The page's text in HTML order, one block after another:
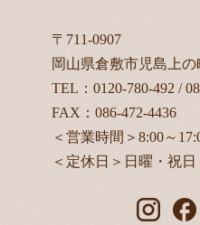
〒711-0907
岡山県倉敷市児島上の
TEL： 0120-780-492 /
FAX：086-472-4436
＜営業時間＞8:00～
＜定休日＞日曜・祝